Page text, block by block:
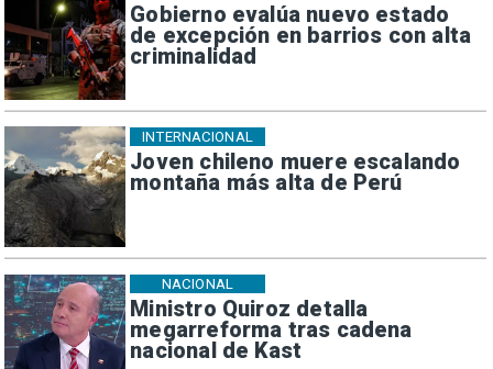
Gobierno evalúa nuevo estado
de excepción en barrios con alta
criminalidad
Joven chileno muere escalando
montaña más alta de Perú
INTERNACIONAL
Ministro Quiroz detalla
megarreforma tras cadena
nacional de Kast
NACIONAL